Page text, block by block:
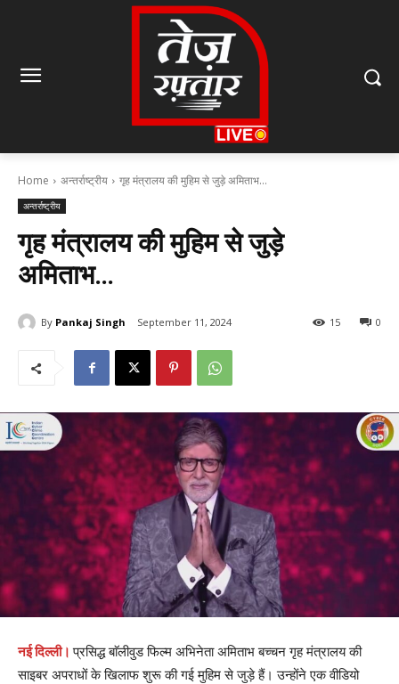
Home अन्तर्राष्ट्रीय गृह मंत्रालय की मुहिम से जुड़े अमिताभ...
अन्तर्राष्ट्रीय
गृह मंत्रालय की मुहिम से जुड़े
अमिताभ…
By Pankaj Singh September 11, 2024 0
15
नई दिल्ली।प्रसिद्ध बाॅलीवुड फिल्म अभिनेता अमिताभ बच्चन गृह मंत्रालय की
साइबर अपराधों के खिलाफ शुरू की गई मुहिम से जुड़े हैं। उन्होंने एक वीडियो